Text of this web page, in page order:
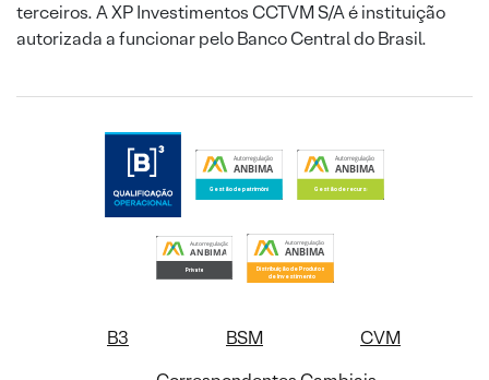
terceiros. A XP Investimentos CCTVM S/A é instituição
autorizada a funcionar pelo Banco Central do Brasil.
B3 BSM
CVM